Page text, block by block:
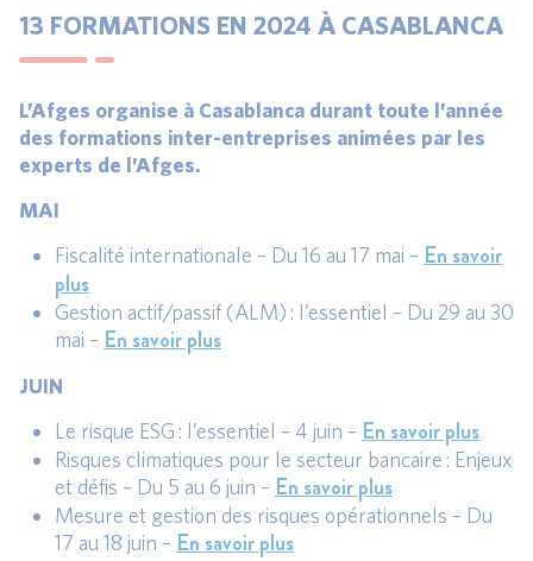
13 FORMATIONS EN 2024 À CASABLANCA
L’Afges organise à Casablanca durant toute l’année
des formations inter-entreprises animées par les
experts de l’Afges.
MAI
Fiscalité internationale – Du 16 au 17 mai – En savoir
plus
Gestion actif/passif (ALM) : l’essentiel – Du 29 au 30
mai – En savoir plus
JUIN
Le risque ESG : l’essentiel – 4 juin – En savoir plus
Risques climatiques pour le secteur bancaire : Enjeux
et défis – Du 5 au 6 juin – En savoir plus
Mesure et gestion des risques opérationnels – Du
17 au 18 juin – En savoir plus